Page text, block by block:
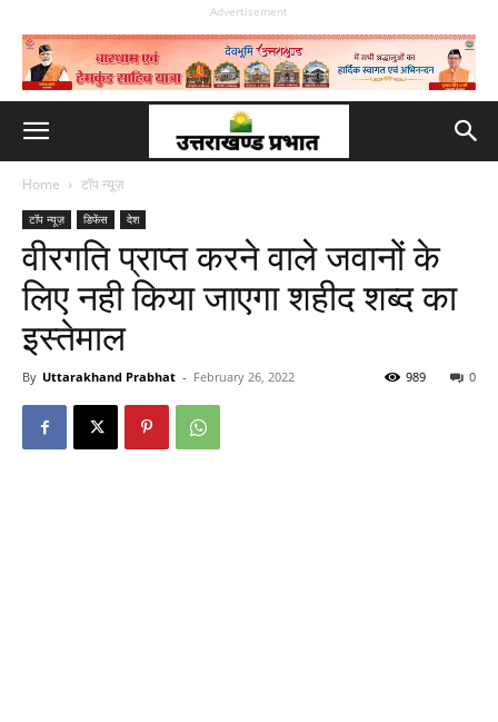
Advertisement
Home टॉप न्यूज़
टॉप न्यूज़ डिफेंस देश
वीरगति प्राप्त करने वाले जवानों के
लिए नही किया जाएगा शहीद शब्द का
इस्तेमाल
By Uttarakhand Prabhat - February 26, 2022 0
989